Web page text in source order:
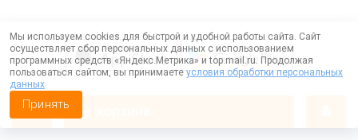
Мы используем cookies для быстрой и удобной работы сайта. Сайт
осуществляет сбор персональных данных с использованием
программных средств «Яндекс.Метрика» и top.mail.ru. Продолжая
пользоваться сайтом, вы принимаете условия обработки персональных
данных
Принять